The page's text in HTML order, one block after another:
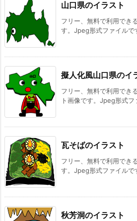
山口県のイラスト
フリー、無料で利用でき
す。Jpeg形式ファイルで
擬人化風山口県のイ
フリー、無料で利用でき
ト画像です。Jpeg形式フ
瓦そばのイラスト
フリー、無料で利用でき
す。Jpeg形式ファイルで
秋芳洞のイラスト